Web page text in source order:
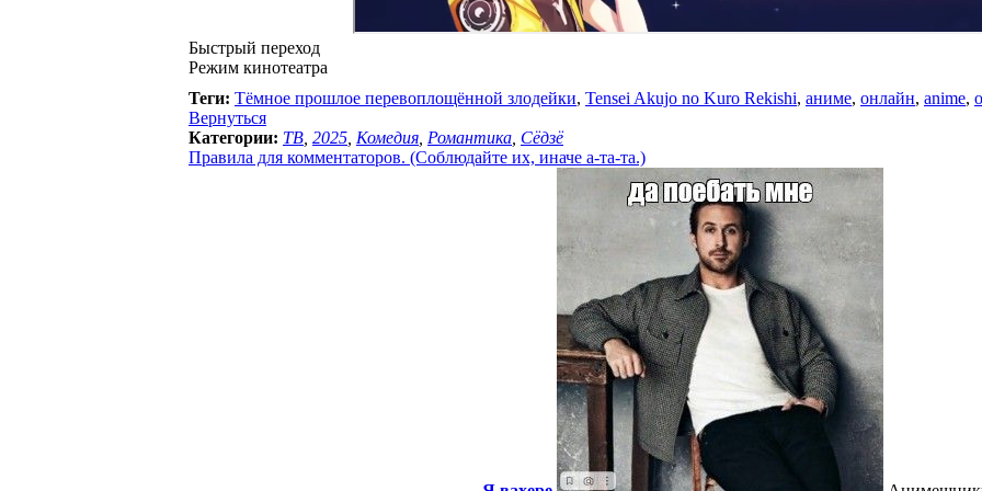
Быстрый переход
Режим кинотеатра
Теги: Тёмное прошлое перевоплощённой злодейки, Tensei Akujo no Kuro Rekishi, аниме, онлайн, anime,
Вернуться
Категории: ТВ 2025 Комедия Романтика Сёдзё
Правила для комментаторов. (Соблюдайте их, иначе а-та-та.)